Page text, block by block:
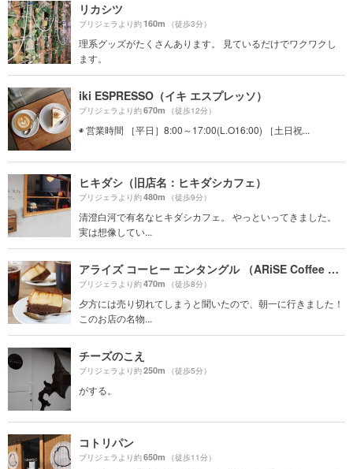
リカシツ
ブリジェラより約160m （徒歩3分）
理系グッズがたくさんあります。 見ているだけでワクワクし
ます。
iki ESPRESSO（イキ エスプレッソ）
ブリジェラより約670m （徒歩12分）
◉ 営業時間 ［平日］8:00～17:00(L.O16:00) ［土日祝...
ヒキダシ（旧店名：ヒキダシカフェ）
ブリジェラより約480m （徒歩9分）
清澄白河で有名なヒキダシカフェ。 やっといってきました。
実は想像してい...
アライズ コーヒー エンタングル （ARiSE Coffee Entangle）
ブリジェラより約470m （徒歩8分）
夕方には売り切れてしまうと聞いたので、朝一に行きました！
このお店の名物...
チーズのこえ
ブリジェラより約250m （徒歩5分）
がする。
コトリパン
ブリジェラより約650m （徒歩11分）